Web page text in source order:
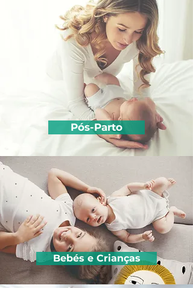
Pós-Parto
Bebés e Crianças